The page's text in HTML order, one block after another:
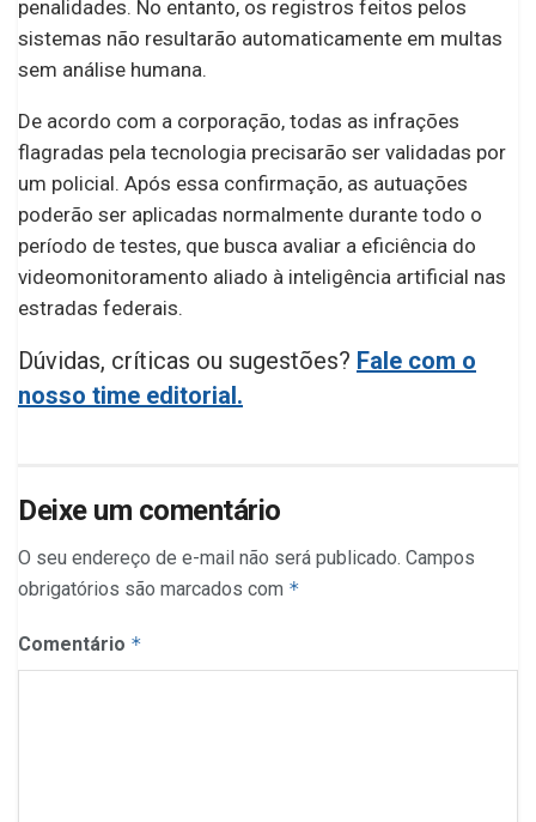
penalidades. No entanto, os registros feitos pelos
sistemas não resultarão automaticamente em multas
sem análise humana.
De acordo com a corporação, todas as infrações
flagradas pela tecnologia precisarão ser validadas por
um policial. Após essa confirmação, as autuações
poderão ser aplicadas normalmente durante todo o
período de testes, que busca avaliar a eficiência do
videomonitoramento aliado à inteligência artificial nas
estradas federais.
Dúvidas, críticas ou sugestões? Fale com o
nosso time editorial.
Deixe um comentário
O seu endereço de e-mail não será publicado. Campos
obrigatórios são marcados com *
Comentário *